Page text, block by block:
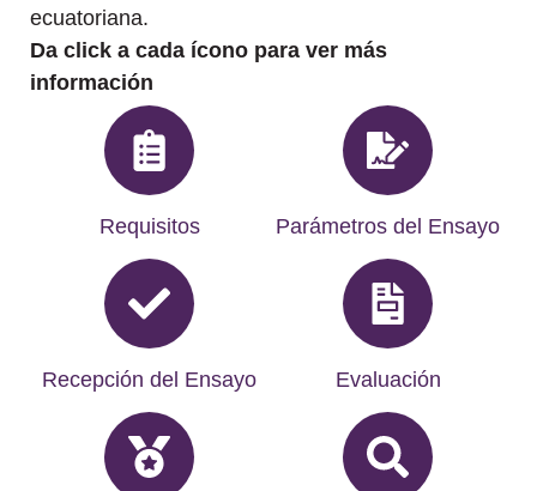
ecuatoriana.
Da click a cada ícono para ver más
información
Requisitos Parámetros del Ensayo
Recepción del Ensayo Evaluación